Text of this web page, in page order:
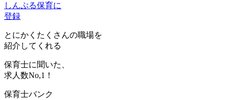
しんぷる保育に
登録
とにかくたくさんの職場を
紹介してくれる
保育士に聞いた、
求人数No,1！
保育士バンク